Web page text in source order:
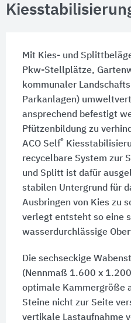
Mit Kies- und
Pkw-Stellplätze,
kommunaler
Parkanlagen)
ansprechend befestigt
Pfützenbildung zu
ACO Self®
recycelbare System zur
und Splitt ist dafür
stabilen Untergrund für
Ausbringen von Kies zu
verlegt entsteht so eine
wasserdurchlässige
Die sechseckige
(Nennmaß 1.600 x
optimale Kammergröße
Steine nicht zur Seite
vertikale Lastaufnahme